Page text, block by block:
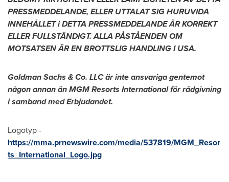
PRESSMEDDELANDE, ELLER UTTALAT SIG HURUVIDA
INNEHÅLLET i DETTA PRESSMEDDELANDE ÄR KORREKT
ELLER FULLSTÄNDIGT. ALLA PÅSTÅENDEN OM
MOTSATSEN ÄR EN BROTTSLIG HANDLING IUSA.
Goldman Sachs & Co. LLC är inte ansvariga gentemot
någon annan än MGM Resorts International för rådgivning
i samband med Erbjudandet.
Logotyp -
https://mma.prnewswire.com/media/537819/MGM_Resor
ts_International_Logo.jpg